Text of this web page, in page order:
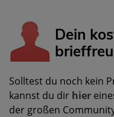
Dein
Solltest du noch kein
kannst du dir hier
der großen